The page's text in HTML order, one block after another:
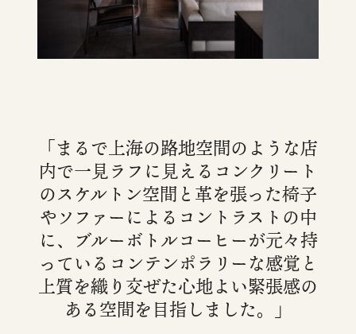
「まるで上海の路地空間のような店
内で一見ラフに見えるコンクリート
のスケルトン空間と革を張った椅子
やソファーによるコントラストの中
に、ブルーボトルコーヒーが元々持
っているコンテンポラリーな感覚と
上質を織り交ぜた心地よい緊張感の
ある空間を目指しました。」